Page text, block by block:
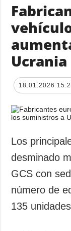
Ucrania
18.01.2026
Los
desminado
GCS con
número de
135